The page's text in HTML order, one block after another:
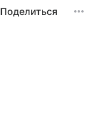
Поделиться